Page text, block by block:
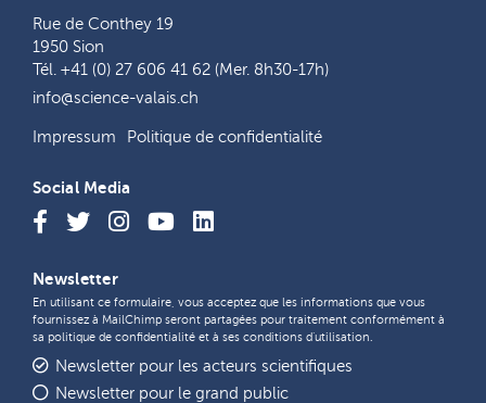
Rue de Conthey 19
1950 Sion
Tél. +41 (0) 27 606 41 62 (Mer. 8h30-17h)
info@science-valais.ch
Impressum Politique de confidentialité
Social Media
Newsletter
En utilisant ce formulaire, vous acceptez que les informations que vous
fournissez à MailChimp seront partagées pour traitement conformément à
sa politique de confidentialité et à ses conditions d'utilisation
Newsletter pour les acteurs scientifiques
Newsletter pour le grand public